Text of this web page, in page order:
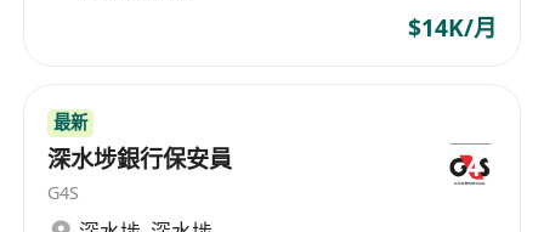
有意者請聯絡*********及提供填以下資料：
姓名:
聯絡電話：
$14K/月
最新
深水埗銀行保安員
G4S